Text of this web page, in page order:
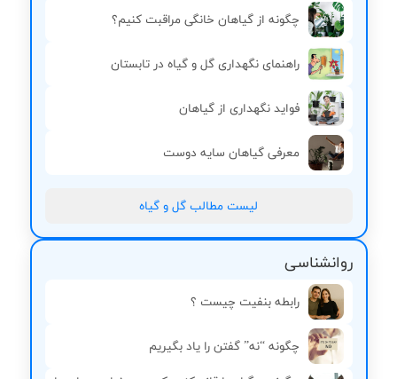
چگونه از گیاهان خانگی مراقبت کنیم؟
راهنمای نگهداری گل و گیاه در تابستان
فواید نگهداری از گیاهان
معرفی گیاهان سایه دوست
لیست مطالب گل و گیاه
روانشناسی
رابطه بنفیت چیست ؟
چگونه “نه” گفتن را یاد بگیریم